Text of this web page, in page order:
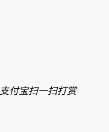
支付宝扫一扫打赏